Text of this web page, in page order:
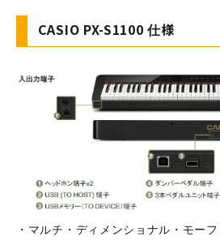
CASIO PX-S1100 仕様
・マルチ・ディメンショナル・モー